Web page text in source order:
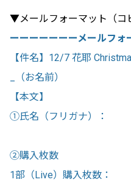
▼メールフォーマット（コ
ーーーーーーーメールフォ
【件名】12/7 花耶
_（お名前）
【本文】
①氏名（フリガナ）：
②購入枚数
1部（Live）購入枚数：